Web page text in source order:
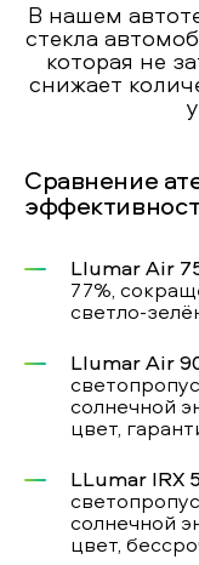
В нашем
стекла
которая не
снижает
Сравнение
Llumar Air
77%,
светло-
Llumar Air
солнечной
цвет,
LLumar IRX
солнечной
цвет,